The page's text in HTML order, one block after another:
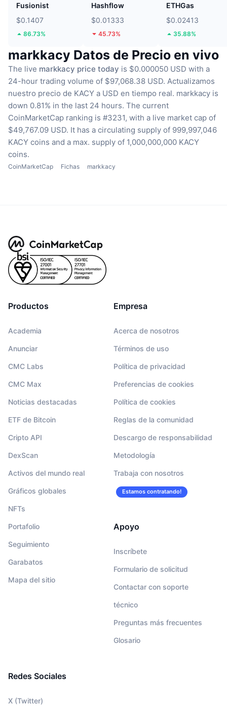
Fusionist
$0.1407
86.73%
Hashflow
$0.01333
45.73%
ETHGas
$0.02413
35.88%
markkacy Datos de Precio en vivo
The live markkacy price today is $0.000050 USD with a
24-hour trading volume of $97,068.38 USD. Actualizamos
nuestro precio de KACY a USD en tiempo real. markkacy is
down 0.81% in the last 24 hours. The current
CoinMarketCap ranking is #3231, with a live market cap of
$49,767.09 USD. It has a circulating supply of 999,997,046
KACY coins and a max. supply of 1,000,000,000 KACY
coins.
CoinMarketCap Fichas markkacy
Productos
Academia
Anunciar
CMC Labs
CMC Max
Noticias destacadas
ETF de Bitcoin
Cripto API
DexScan
Activos del mundo real
Gráficos globales
NFTs
Portafolio
Seguimiento
Garabatos
Mapa del sitio
Empresa
Acerca de nosotros
Términos de uso
Política de privacidad
Preferencias de cookies
Política de cookies
Reglas de la comunidad
Descargo de responsabilidad
Metodología
Trabaja con nosotros
Estamos contratando!
Apoyo
Inscríbete
Formulario de solicitud
Contactar con soporte
técnico
Preguntas más frecuentes
Glosario
Redes Sociales
X (Twitter)